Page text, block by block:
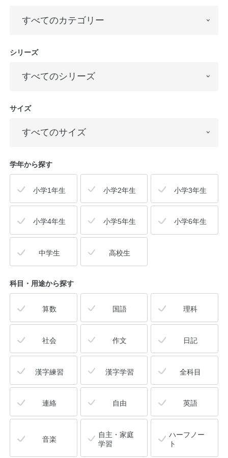
シリーズ
サイズ
学年から探す
小学1年生 小学2年生 小学3年生
小学4年生 小学5年生 小学6年生
中学生 高校生
科目・用途から探す
算数 国語 理科
社会 作文 日記
漢字練習 漢字学習 全科目
連絡 自由 英語
音楽
自主・家庭
学習
ハーフノー
ト